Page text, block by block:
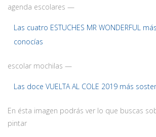
agenda escolares —
Las cuatro ESTUCHES MR WONDERFUL
conocías
escolar mochilas —
Las doce VUELTA AL COLE 2019 más
En ésta imagen podrás ver lo que buscas
pintar